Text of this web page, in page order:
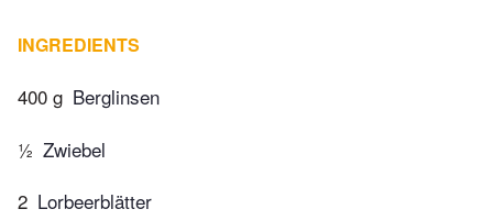
INGREDIENTS
400 g Berglinsen
½ Zwiebel
2 Lorbeerblätter